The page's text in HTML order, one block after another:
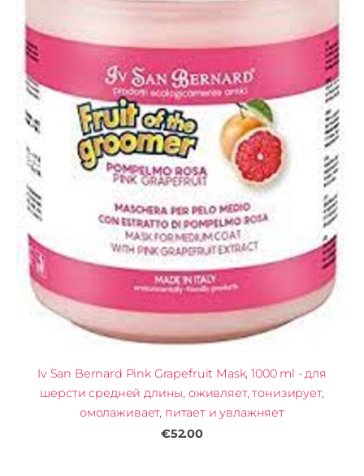
Iv San Bernard Pink Grapefruit Mask, 1000 ml - для
шерсти средней длины, оживляет, тонизирует,
омолаживает, питает и увлажняет
€52.00